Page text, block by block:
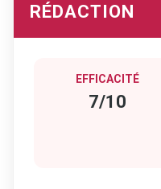
RÉDACTION
EFFICACITÉ
7/10